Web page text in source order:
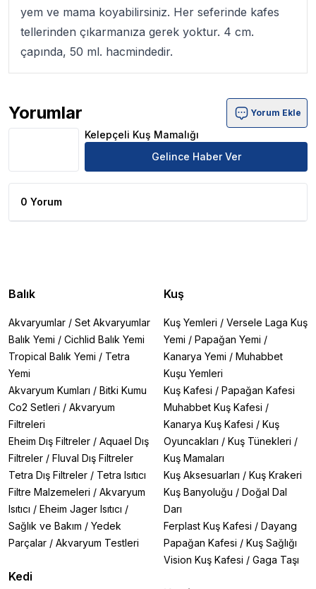
yem ve mama koyabilirsiniz. Her seferinde kafes
tellerinden çıkarmanıza gerek yoktur. 4 cm.
çapında, 50 ml. hacmindedir.
Yorumlar
Kelepçeli Kuş Mamalığı Ürün Yorumları
Yorum Ekle
Kelepçeli Kuş Mamalığı
Gelince Haber Ver
0 Yorum
Balık
Akvaryumlar / Set Akvaryumlar
Balık Yemi / Cichlid Balık Yemi
Tropical Balık Yemi / Tetra
Yemi
Akvaryum Kumları / Bitki Kumu
Co2 Setleri / Akvaryum
Filtreleri
Eheim Dış Filtreler / Aquael Dış
Filtreler / Fluval Dış Filtreler
Tetra Dış Filtreler / Tetra Isıtıcı
Filtre Malzemeleri / Akvaryum
Isıtıcı / Eheim Jager Isıtıcı /
Sağlık ve Bakım / Yedek
Parçalar / Akvaryum Testleri
Kedi
Kuş
Kuş Yemleri / Versele Laga Kuş
Yemi / Papağan Yemi /
Kanarya Yemi / Muhabbet
Kuşu Yemleri
Kuş Kafesi / Papağan Kafesi
Muhabbet Kuş Kafesi /
Kanarya Kuş Kafesi / Kuş
Oyuncakları / Kuş Tünekleri /
Kuş Mamaları
Kuş Aksesuarları / Kuş Krakeri
Kuş Banyoluğu / Doğal Dal
Darı
Ferplast Kuş Kafesi / Dayang
Papağan Kafesi / Kuş Sağlığı
Vision Kuş Kafesi / Gaga Taşı